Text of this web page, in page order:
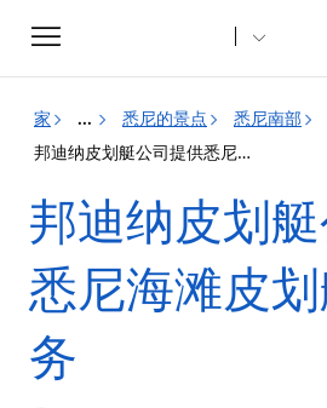
Toggle
navigation
家 ... 悉尼的景点 悉尼南部
邦迪纳皮划艇公司提供悉尼海滩皮划艇租赁服务
邦迪纳皮划
悉尼海滩皮
务